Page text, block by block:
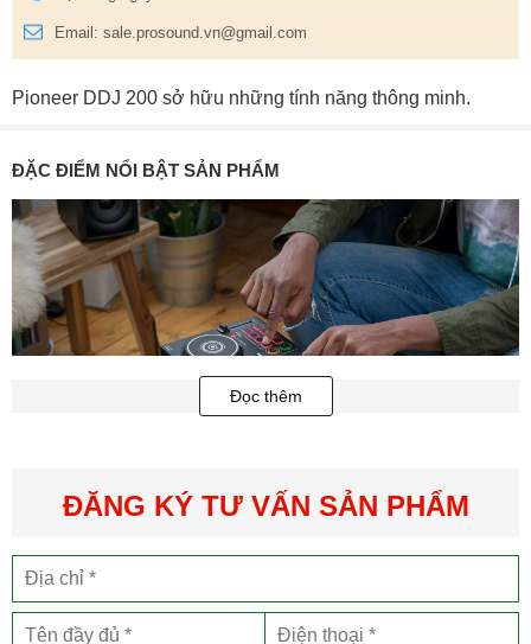
Email: sale.prosound.vn@gmail.com
Pioneer DDJ 200 sở hữu những tính năng thông minh.
ĐẶC ĐIỂM NỔI BẬT SẢN PHẨM
Bước vào thế giới DJ với DDJ-200 , Với bộ điêu khiển DJ thông
minh tương thích với điện thoại thông minh và Iphone mới.
Nhờ tính năng hướng dẫn trong ứng dụng miễn phí, với WeDj (
Đọc thêm
ĐĂNG KÝ TƯ VẤN SẢN PHẨM